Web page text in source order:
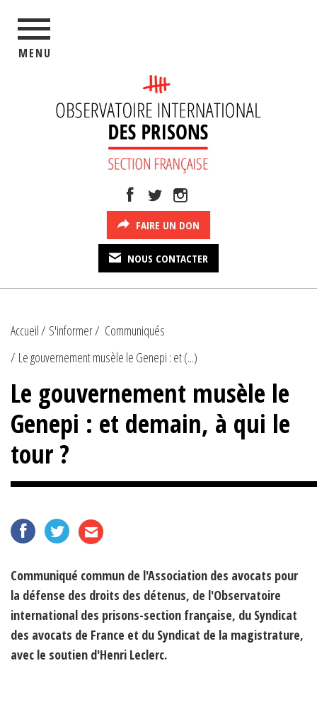
MENU
FAIRE UN DON
NOUS CONTACTER
Accueil S'informer
Communiqués
Le gouvernement musèle le Genepi : et (...)
Le gouvernement musèle le
Genepi : et demain, à qui le
tour ?
Communiqué commun de l'Association des avocats pour
la défense des droits des détenus, de l'Observatoire
international des prisons-section française, du Syndicat
des avocats de France et du Syndicat de la magistrature,
avec le soutien d'Henri Leclerc.